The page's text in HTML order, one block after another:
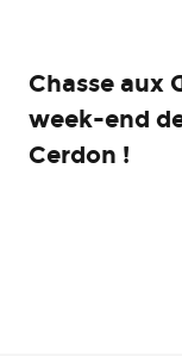
Chasse aux
week-end
Cerdon !